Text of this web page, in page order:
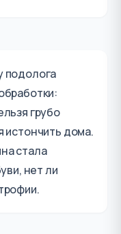
подолога
грубо
истончить дома.
стала
нет ли